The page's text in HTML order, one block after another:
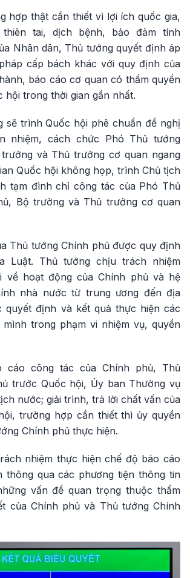
hợp thật cần thiết vì lợi ích quốc gia,
thiên tai, dịch bệnh, bảo đảm tính
Nhân dân, Thủ tướng quyết định áp
cấp bách khác với quy định của
báo cáo cơ quan có thẩm quyền
hội trong thời gian gần nhất.
sẽ trình Quốc hội phê chuẩn đề nghị
nhiệm, cách chức Phó Thủ tướng
và Thủ trưởng cơ quan ngang
Quốc hội không họp, trình Chủ tịch
tạm đình chỉ công tác của Phó Thủ
Bộ trưởng và Thủ trưởng cơ quan
Thủ tướng Chính phủ được quy định
Luật. Thủ tướng chịu trách nhiệm
về hoạt động của Chính phủ và hệ
nhà nước từ trung ương đến địa
quyết định và kết quả thực hiện các
trong phạm vi nhiệm vụ, quyền
cáo công tác của Chính phủ, Thủ
trước Quốc hội, Ủy ban Thường vụ
nước; giải trình, trả lời chất vấn của
trường hợp cần thiết thì ủy quyền
Chính phủ thực hiện.
nhiệm thực hiện chế độ báo cáo
thông qua các phương tiện thông tin
vấn đề quan trọng thuộc thẩm
của Chính phủ và Thủ tướng Chính